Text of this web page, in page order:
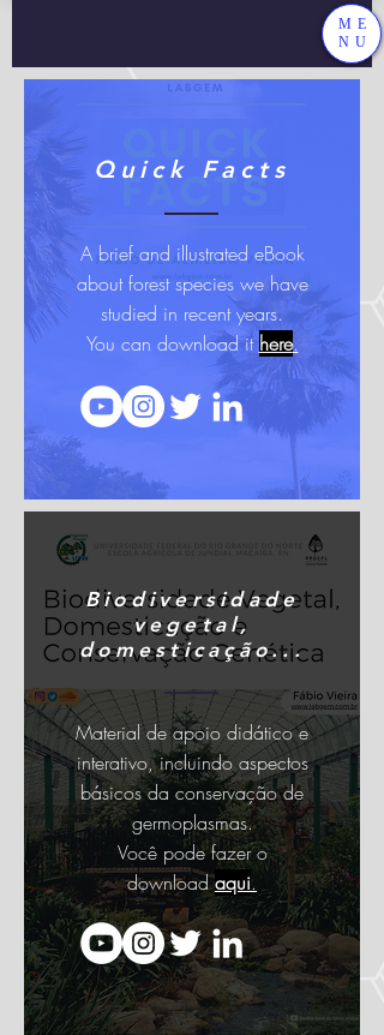
ME
NU
Quick Facts
A brief and illustrated eBook
about forest species we have
studied in recent years.
You can download ithere.
Biodiversidade
vegetal,
domesticação...
Material de apoio didático e
interativo, incluindo aspectos
básicos da conservação de
germoplasmas.
Você pode fazer o
downloadaqui.